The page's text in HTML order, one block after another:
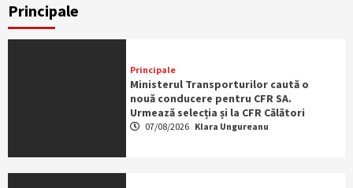
Principale
Principale
Ministerul Transporturilor caută o
nouă conducere pentru CFR SA.
Urmează selecția și la CFR Călători
07/08/2026 Klara Ungureanu